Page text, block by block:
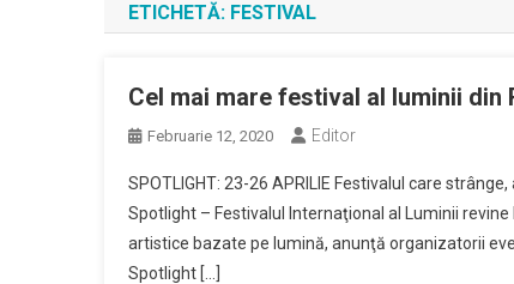
ETICHETĂ: FESTIVAL
Cel mai mare festival al luminii din
Februarie 12, 2020 Editor
SPOTLIGHT: 23-26 APRILIE Festivalul care
Spotlight – Festivalul Internaţional al Luminii
artistice bazate pe lumină, anunţă organizatorii
Spotlight […]